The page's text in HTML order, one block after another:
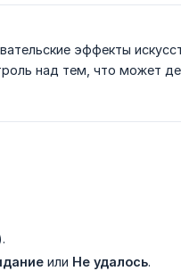
эффекты
над тем, что может
или Не удалось.